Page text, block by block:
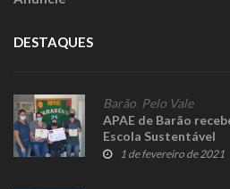
DESTAQUES
Barão Pelo Vale
APAE de Barão
Escola Sustentável
1 de fevereiro de 2021